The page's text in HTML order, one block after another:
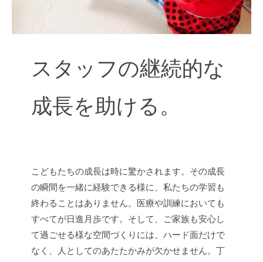
スタッフの継続的な
成長を助ける。
こどもたちの成長は時に驚かされます。その成長
の瞬間を一緒に経験できる様に、私たちの学習も
終わることはありません。医療や訓練においても
すべてが日進月歩です。そして、ご家族も安心し
て過ごせる様な空間づくりには、ハード面だけで
なく、人としてのあたたかみが欠かせません。丁